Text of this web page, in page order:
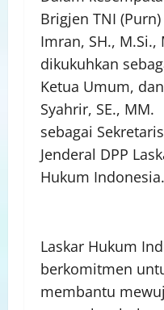
Brigjen TNI (Purn)
Imran, SH., M.Si.,
dikukuhkan
Ketua Umum, dan
Syahrir, SE., MM.
sebagai Sekretaris
Jenderal DPP
Hukum Indonesia.
Laskar Hukum
berkomitmen
membantu